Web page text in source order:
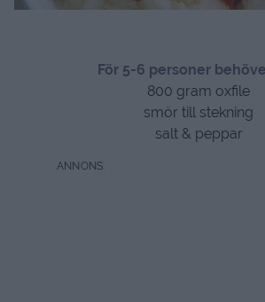
För 5-6 personer
800 gram oxfile
smör till stekning
salt & peppar